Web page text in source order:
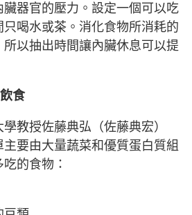
臟器官的壓力。設定一個可以吃
喝水或茶。消化食物所消耗的
以抽出時間讓內臟休息可以提
食
教授佐藤典弘（佐藤典宏）
要由大量蔬菜和優質蛋白質組
的食物：